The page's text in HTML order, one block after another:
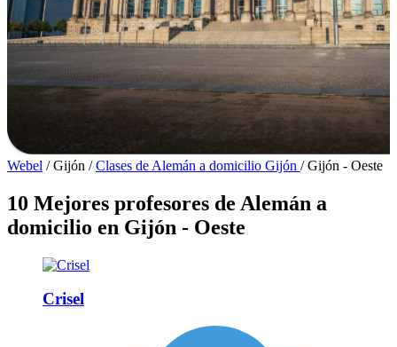
Webel / Gijón / Clases de Alemán a domicilio Gijón / Gijón - Oeste
10 Mejores profesores de Alemán a
domicilio en Gijón - Oeste
Crisel